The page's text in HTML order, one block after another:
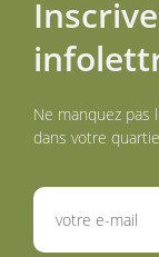
Ne manquez pas
dans votre